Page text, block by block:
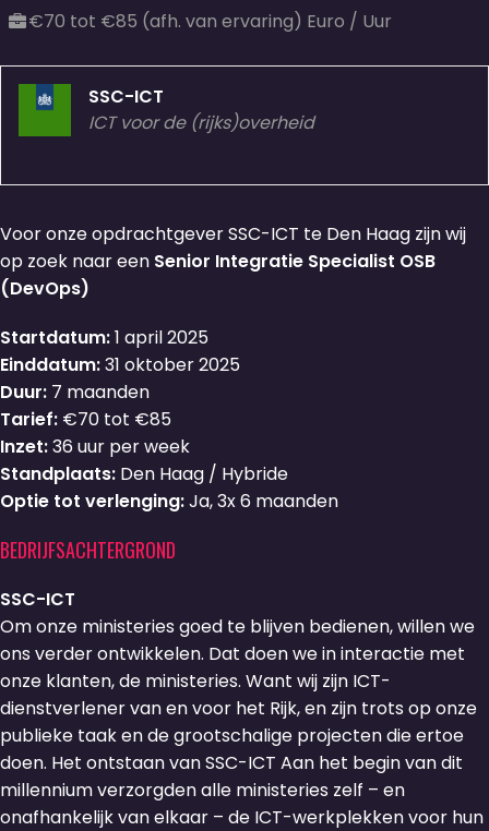
€70 tot €85 (afh. van ervaring) Euro / Uur
SSC-ICT
ICT voor de (rijks)overheid
Voor onze opdrachtgever SSC-ICT te Den Haag zijn wij
op zoek naar een Senior Integratie Specialist OSB
(DevOps)
Startdatum:1 april 2025
Einddatum:31 oktober 2025
Duur: 7 maanden
Tarief: €70 tot €85
Inzet:36 uur per week
Standplaats: Den Haag / Hybride
Optie tot verlenging:Ja, 3x 6 maanden
BEDRIJFSACHTERGROND
SSC-ICT
Om onze ministeries goed te blijven bedienen, willen we
ons verder ontwikkelen. Dat doen we in interactie met
onze klanten, de ministeries. Want wij zijn ICT-
dienstverlener van en voor het Rijk, en zijn trots op onze
publieke taak en de grootschalige projecten die ertoe
doen. Het ontstaan van SSC-ICT Aan het begin van dit
millennium verzorgden alle ministeries zelf – en
onafhankelijk van elkaar – de ICT-werkplekken voor hun